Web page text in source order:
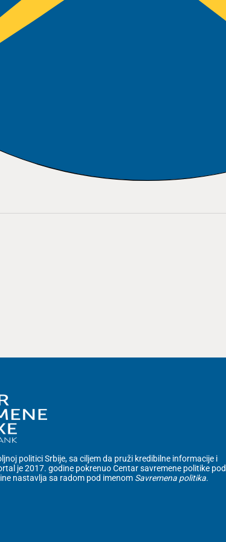
politici Srbije, sa ciljem da pruži kredibilne informacije i
je 2017. godine pokrenuo Centar savremene politike pod
nastavlja sa radom pod imenom Savremena politika.